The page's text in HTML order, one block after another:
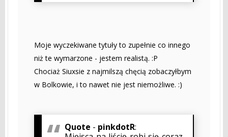
Moje wyczekiwane tytuły to zupełnie co innego
niż te wymarzone - jestem realistą. :P
Chociaż Siuxsie z najmilszą chęcią zobaczyłbym
w Bolkowie, i to nawet nie jest niemożliwe. :)
Quote - pinkdotR: